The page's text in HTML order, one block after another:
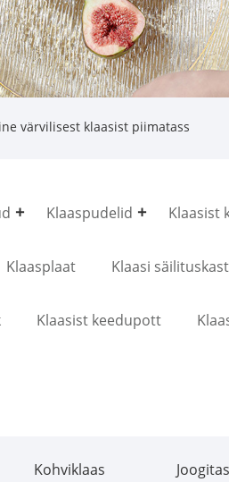
värvilisest klaasist piimatass
Klaaspudelid Klaasist
Klaasplaat Klaasi säilituskast
Klaasist keedupott
Kohviklaas